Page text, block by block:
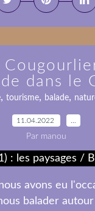
dans le
, tourisme, balade,
11.04.2022
Par manou
avons eu
balader